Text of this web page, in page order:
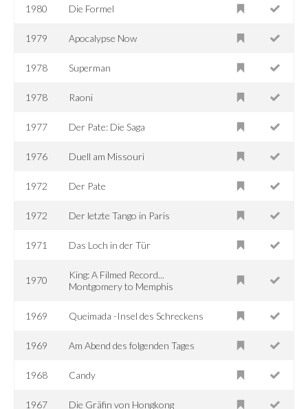
1980 Die Formel
1979 Apocalypse Now
1978 Superman
1978 Raoni
1977 Der Pate: Die Saga
1976 Duell am Missouri
1972 Der Pate
1972 Der letzte Tango in Paris
1971 Das Loch in der Tür
1970
King: A Filmed Record...
Montgomery to Memphis
1969 Queimada -Insel des Schreckens
1969 Am Abend des folgenden Tages
1968 Candy
1967 Die Gräfin von Hongkong